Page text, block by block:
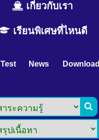
เกี่ยวกับเรา
เรียนพิเศษที่ไหนดี
Test News Download
